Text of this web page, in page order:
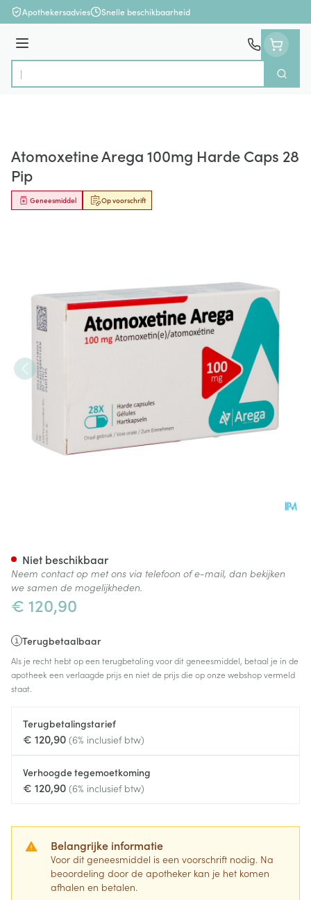
Ga naar de inhoud
Apothekersadvies Snelle beschikbaarheid
Menu
Product, merk, categorie...
Zoek
Atomoxetine Arega 100mg Harde Caps 28
Pip
Op voorschrift
Geneesmiddel
€ 120,90
Terugbetaalbaar
Als je recht hebt op een terugbetaling voor dit geneesmiddel, betaal je in de
apotheek een verlaagde prijs en niet de prijs die op onze webshop vermeld
staat.
Terugbetalingstarief
€ 120,90 (6% inclusief btw)
Verhoogde tegemoetkoming
€ 120,90 (6% inclusief btw)
Belangrijke informatie
Voor dit geneesmiddel is een voorschrift nodig. Na
beoordeling door de apotheker kan je het komen
afhalen en betalen.
Niet beschikbaar
Neem contact op met ons via telefoon of e-mail, dan bekijken
we samen de mogelijkheden.